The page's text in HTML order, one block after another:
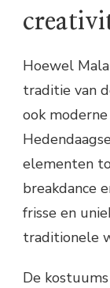
Hoewel
traditie van
ook
elementen
breakdance
frisse en
traditionele
De